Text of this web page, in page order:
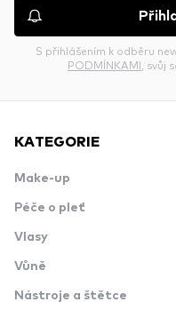
S přihlášením k odběru
PODMÍNKAMI ,
KATEGORIE
Make-up
Péče o pleť
Vlasy
Vůně
Nástroje a štětce